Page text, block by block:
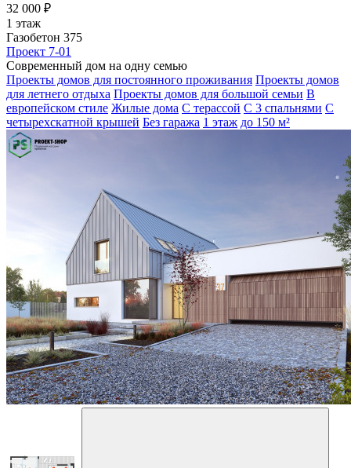
32 000 ₽
1 этаж
Газобетон 375
Проект 7-01
Современный дом на одну семью
Проекты домов для постоянного проживания Проекты домов
для летнего отдыха Проекты домов для большой семьи В
европейском стиле Жилые дома С терассой С 3 спальнями С
четырехскатной крышей Без гаража 1 этаж до 150 м²